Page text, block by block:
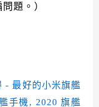
題。）